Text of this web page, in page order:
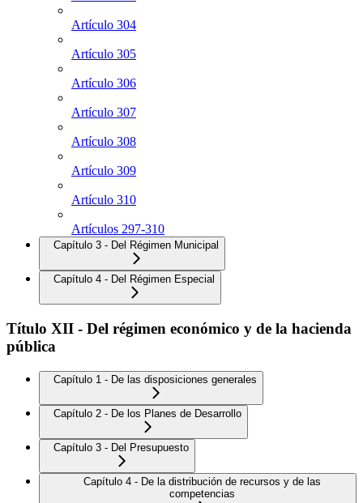
Artículo 304
Artículo 305
Artículo 306
Artículo 307
Artículo 308
Artículo 309
Artículo 310
Artículos 297-310
Capítulo 3 - Del Régimen Municipal
Capítulo 4 - Del Régimen Especial
Título XII - Del régimen económico y de la hacienda
pública
Capítulo 1 - De las disposiciones generales
Capítulo 2 - De los Planes de Desarrollo
Capítulo 3 - Del Presupuesto
Capítulo 4 - De la distribución de recursos y de las
competencias